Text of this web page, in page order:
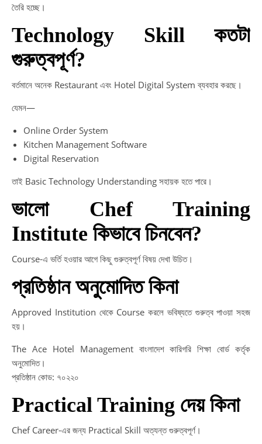
তৈরি হচ্ছে।
Technology Skill কতটা
গুরুত্বপূর্ণ?
বর্তমানে অনেক Restaurant এবং Hotel Digital System ব্যবহার করছে।
যেমন—
Online Order System
Kitchen Management Software
Digital Reservation
তাই Basic Technology Understanding সহায়ক হতে পারে।
ভালো Chef Training
Institute কিভাবে চিনবেন?
Course-এ ভর্তি হওয়ার আগে কিছু গুরুত্বপূর্ণ বিষয় দেখা উচিত।
প্রতিষ্ঠান অনুমোদিত কিনা
Approved Institution থেকে Course করলে ভবিষ্যতে গুরুত্ব পাওয়া সহজ
হয়।
The Ace Hotel Management বাংলাদেশ কারিগরি শিক্ষা বোর্ড কর্তৃক
অনুমোদিত।
প্রতিষ্ঠান কোড: ৭০২২০
Practical Training দেয় কিনা
Chef Career-এর জন্য Practical Skill অত্যন্ত গুরুত্বপূর্ণ।